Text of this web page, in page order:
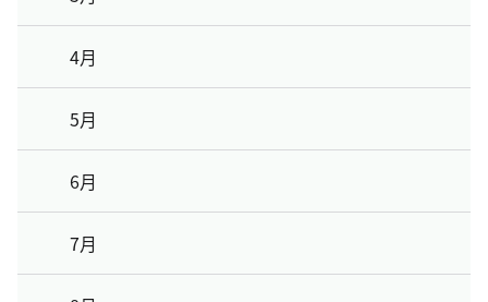
4月
5月
6月
7月